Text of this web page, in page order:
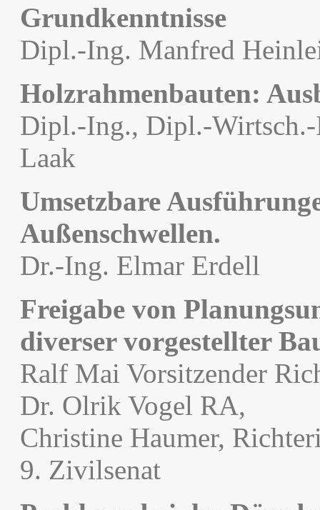
Grundkenntnisse
Dipl.-Ing. Manfred
Holzrahmenbauten:
Dipl.-Ing., Dipl.-
Laak
Umsetzbare
Außenschwellen.
Dr.-Ing. Elmar Erdell
Freigabe von
diverser vorgestellter
Ralf Mai Vorsitzender
Dr. Olrik Vogel RA,
Christine Haumer,
9. Zivilsenat